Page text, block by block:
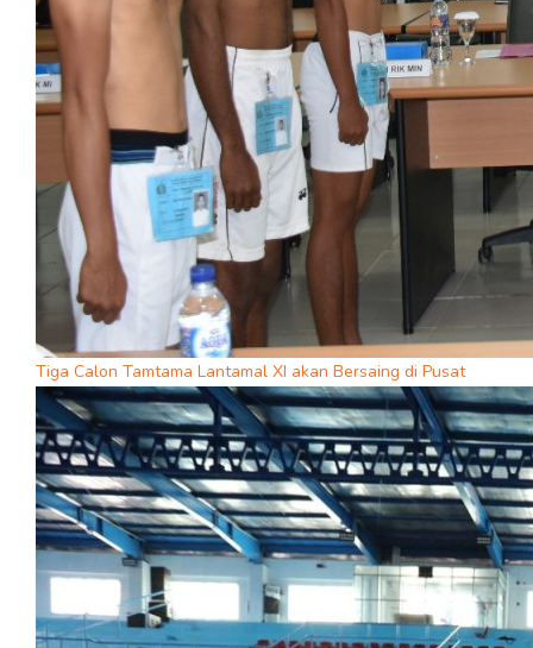
Tiga Calon Tamtama Lantamal XI akan Bersaing di Pusat